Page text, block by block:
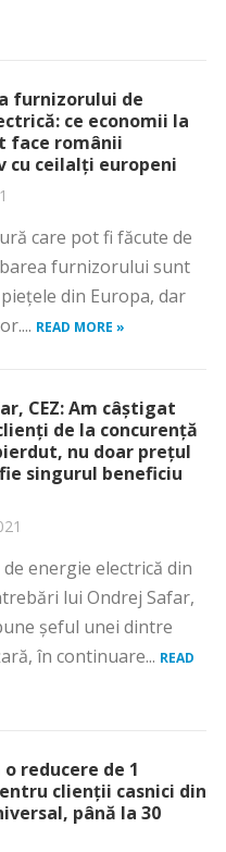
furnizorului de
ce economii la
face românii
cu ceilalți europeni
care pot fi făcute de
furnizorului sunt
din Europa, dar
READ MORE »
CEZ: Am câștigat
de la concurență
nu doar prețul
singurul beneficiu
energie electrică din
lui Ondrej Safar,
șeful unei dintre
în continuare... READ
o reducere de 1
clienții casnici din
până la 30